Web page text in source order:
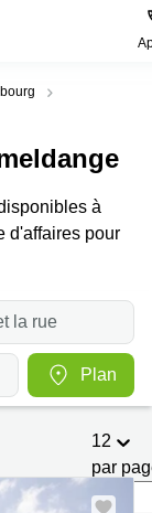
à
d'affaires pour
Plan
12
par